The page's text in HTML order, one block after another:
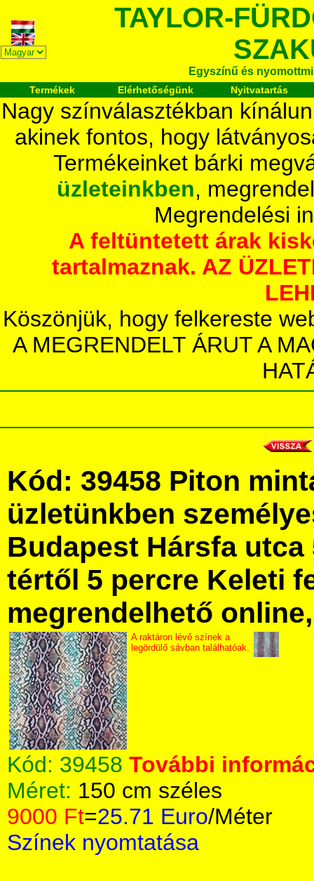
TAYLOR-
Egyszínű és
Termékek Elérhetőségünk Nyitvatartás
Nagy színválasztékban
akinek fontos, hogy
Termékeinket bárki
üzleteinkben,
Megrendelési
A feltüntetett árak
tartalmaznak. AZ
Köszönjük, hogy felkereste
A MEGRENDELT ÁRUT A
Kód: 39458 Piton
üzletünkben
Budapest Hársfa utca
tértől 5 percre Keleti
megrendelhető
A raktáron lévő színek a
legördülő sávban találhatóak.
Kód: 39458 További
Méret: 150 cm széles
9000 Ft=25.71 Euro/Méter
Színek nyomtatása